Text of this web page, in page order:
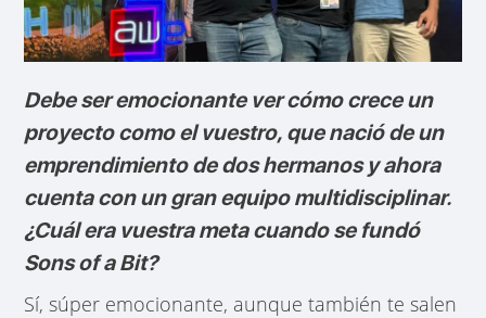
Debe ser emocionante ver cómo crece un
proyecto como el vuestro, que nació de un
emprendimiento de dos hermanos y ahora
cuenta con un gran equipo multidisciplinar.
¿Cuál era vuestra meta cuando se fundó
Sons of a Bit?
Sí, súper emocionante, aunque también te salen